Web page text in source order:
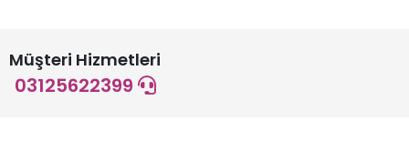
Müşteri Hizmetleri
03125622399